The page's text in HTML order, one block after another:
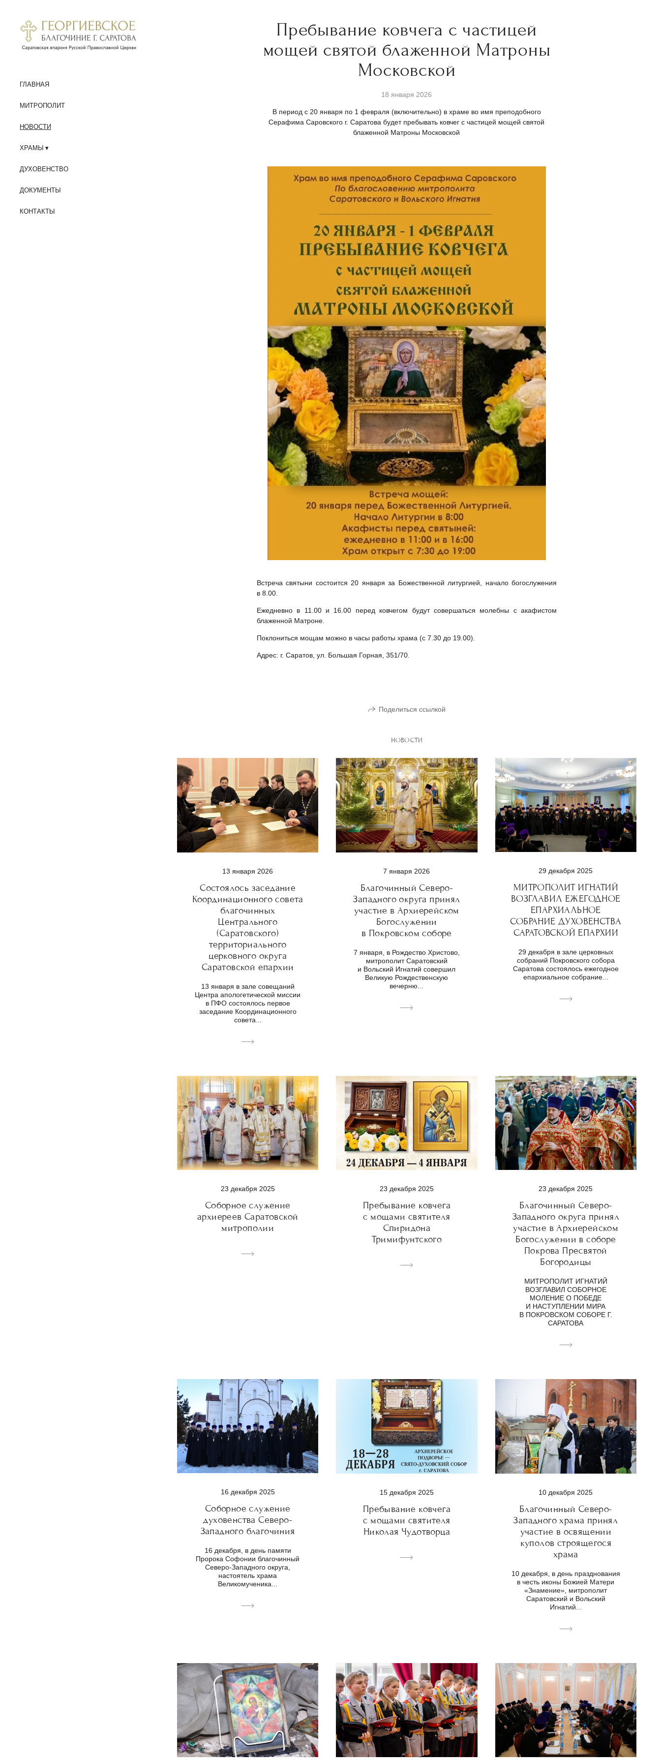
ГЛАВНАЯ
МИТРОПОЛИТ
НОВОСТИ
ХРАМЫ
ДУХОВЕНСТВО
ДОКУМЕНТЫ
КОНТАКТЫ
Пребывание ковчега с частицей
мощей святой блаженной Матроны
Московской
18 января 2026
В период с 20 января по 1 февраля (включительно) в храме во имя преподобного
Серафима Саровского г. Саратова будет пребывать ковчег с частицей мощей святой
блаженной Матроны Московской
Встреча святыни состоится 20 января за Божественной литургией, начало богослужения
в 8.00.
Ежедневно в 11.00 и 16.00 перед ковчегом будут совершаться молебны с акафистом
блаженной Матроне.
Поклониться мощам можно в часы работы храма (с 7.30 до 19.00).
Адрес: г. Саратов, ул. Большая Горная, 351/70.
Поделиться ссылкой
НОВОСТИ
13 января 2026
Состоялось заседание
Координационного совета
благочинных
Центрального
(Саратовского)
территориального
церковного округа
Саратовской епархии
13 января в зале совещаний
Центра апологетической миссии
в ПФО состоялось первое
заседание Координационного
совета...
7 января 2026
Благочинный Северо-
Западного округа принял
участие в Архиерейском
Богослужении
в Покровском соборе
7 января, в Рождество Христово,
митрополит Саратовский
и Вольский Игнатий совершил
Великую Рождественскую
вечерню...
29 декабря 2025
МИТРОПОЛИТ ИГНАТИЙ
ВОЗГЛАВИЛ ЕЖЕГОДНОЕ
ЕПАРХИАЛЬНОЕ
СОБРАНИЕ ДУХОВЕНСТВА
САРАТОВСКОЙ ЕПАРХИИ
29 декабря в зале церковных
собраний Покровского собора
Саратова состоялось ежегодное
епархиальное собрание...
23 декабря 2025
Соборное служение
архиереев Саратовской
митрополии
23 декабря 2025
Пребывание ковчега
с мощами святителя
Спиридона
Тримифунтского
23 декабря 2025
Благочинный Северо-
Западного округа принял
участие в Архиерейском
Богослужении в соборе
Покрова Пресвятой
Богородицы
МИТРОПОЛИТ ИГНАТИЙ
ВОЗГЛАВИЛ СОБОРНОЕ
МОЛЕНИЕ О ПОБЕДЕ
И НАСТУПЛЕНИИ МИРА
В ПОКРОВСКОМ СОБОРЕ Г.
САРАТОВА
16 декабря 2025
Соборное служение
духовенства Северо-
Западного благочиния
16 декабря, в день памяти
Пророка Софонии благочинный
Северо-Западного округа,
настоятель храма
Великомученика...
15 декабря 2025
Пребывание ковчега
с мощами святителя
Николая Чудотворца
10 декабря 2025
Благочинный Северо-
Западного храма принял
участие в освящении
куполов строящегося
храма
10 декабря, в день празднования
в честь иконы Божией Матери
«Знамение», митрополит
Саратовский и Вольский
Игнатий...